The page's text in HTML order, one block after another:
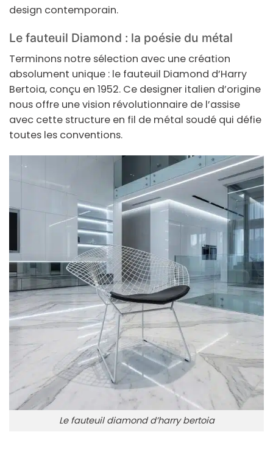
design contemporain.
Le fauteuil Diamond : la poésie du métal
Terminons notre sélection avec une création
absolument unique : le fauteuil Diamond d’Harry
Bertoia, conçu en 1952. Ce designer italien d’origine
nous offre une vision révolutionnaire de l’assise
avec cette structure en fil de métal soudé qui défie
toutes les conventions.
Le fauteuil diamond d’harry bertoia